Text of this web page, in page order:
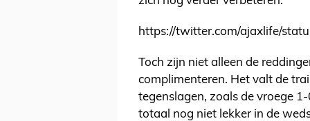
https://twitter.com/ajaxlife/
Toch zijn niet alleen de
complimenteren. Het valt de
tegenslagen, zoals de vroege
totaal nog niet lekker in de